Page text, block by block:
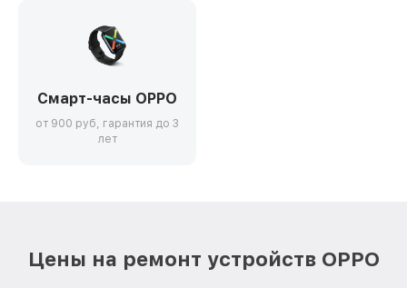
Смарт-часы OPPO
от 900 руб, гарантия до 3
лет
Цены на ремонт устройств OPPO